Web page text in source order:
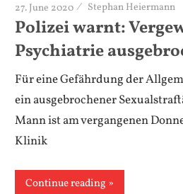
27. June 2020 Stephan Heiermann
Polizei warnt:
Psychiatrie
Für eine Gefährdung der
ein ausgebrochener
Mann ist am vergangenen
Klinik
Continue reading